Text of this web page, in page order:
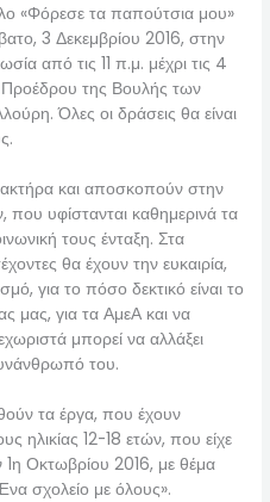
«Φόρεσε τα παπούτσια μου»
3 Δεκεμβρίου 2016, στην
από τις 11 π.μ. μέχρι τις 4
Προέδρου της Βουλής των
Όλες οι δράσεις θα είναι
και αποσκοπούν στην
υφίστανται καθημερινά τα
τους ένταξη. Στα
θα έχουν την ευκαιρία,
για το πόσο δεκτικό είναι το
μας, για τα ΑμεΑ και να
μπορεί να αλλάξει
του.
τα έργα, που έχουν
ηλικίας 12-18 ετών, που είχε
Οκτωβρίου 2016, με θέμα
σχολείο με όλους».